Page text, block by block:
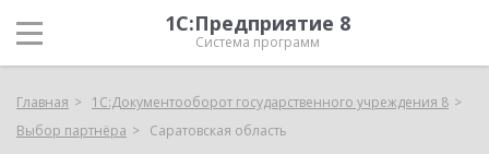
1С:Предприятие 8
Система программ
Главная
1С:Документооборот государственного учреждения 8
Выбор партнёра
Саратовская область